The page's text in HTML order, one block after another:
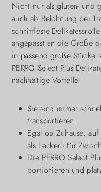
Nicht nur als gluten- und
auch als Belohnung bei
schnittfeste
angepasst an die Größe
in passend große Stücke
PERRO Select Plus
nachhaltige Vorteile:
Sie sind immer
transportieren.
Egal ob Zuhause,
als Leckerli für
Die PERRO Select
portionieren und